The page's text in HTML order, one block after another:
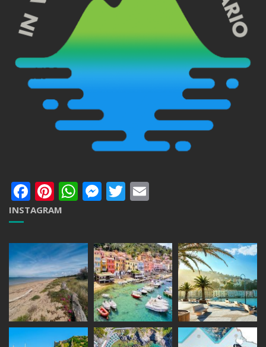
Facebook
Pinterest
WhatsApp
Messenger
Twitter
INSTAGRAM